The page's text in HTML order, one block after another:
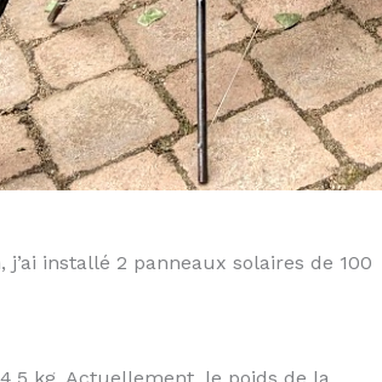
installé 2 panneaux solaires de 100
kg. Actuellement, le poids de la